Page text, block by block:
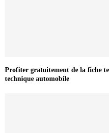
Profiter gratuitement de la fiche
technique automobile